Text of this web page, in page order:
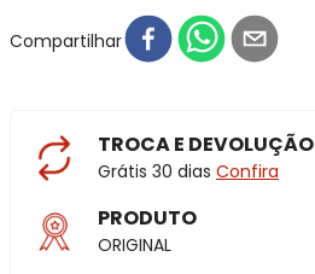
Compartilhar
TROCA E DEVOLUÇÃO
Grátis 30 dias Confira
PRODUTO
ORIGINAL